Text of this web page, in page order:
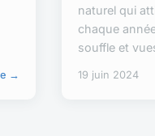
→
naturel qui
chaque
souffle et
19 juin 2024